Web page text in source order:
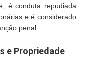
é conduta repudiada
e é considerado
penal.
e Propriedade